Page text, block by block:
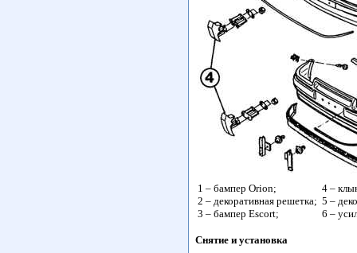
1 – бампер Orion;
2 – декоративная решетка;
3 – бампер Escort;
4 –
5 –
6 –
Снятие и установка